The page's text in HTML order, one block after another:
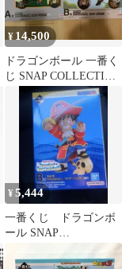
¥ 14,500
ドラゴンボール 一番く
じ SNAP COLLECTION
孫悟空 孫悟飯
¥5,444
一番くじ ドラゴンボ
ール SNAP
賞 孫悟空